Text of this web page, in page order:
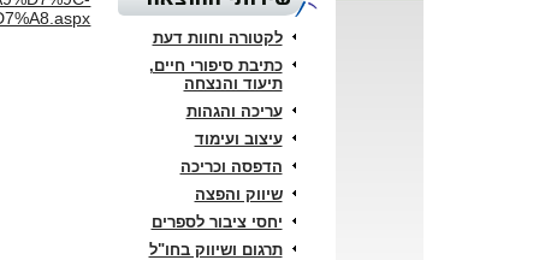
לקטורה וחוות דעת
כתיבת סיפורי חיים,
תיעוד והנצחה
עריכה והגהות
עיצוב ועימוד
הדפסה וכריכה
שיווק והפצה
יחסי ציבור לספרים
תרגום ושיווק בחו"ל